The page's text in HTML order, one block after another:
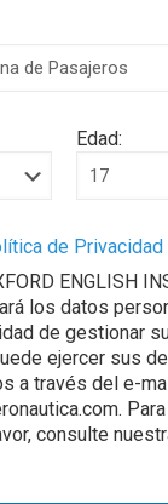
Edad:
de Privacidad
ENGLISH
los datos
de gestionar
ejercer sus
a través del e-
consulte